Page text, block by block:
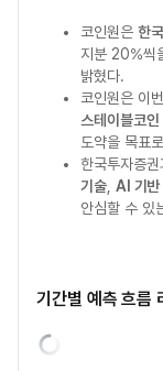
코인원은 한
지분 20%씩
밝혔다.
코인원은 이
스테이블코인
도약을 목표
한국투자증
기술, AI 기반
안심할 수 있
기간별 예측 흐름